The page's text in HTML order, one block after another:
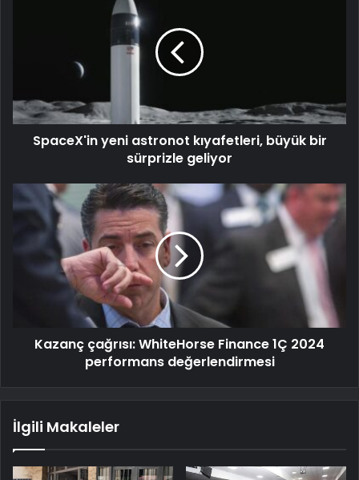
SpaceX'in yeni astronot kıyafetleri, büyük bir
sürprizle geliyor
Kazanç çağrısı: WhiteHorse Finance 1Ç 2024
performans değerlendirmesi
İlgili Makaleler